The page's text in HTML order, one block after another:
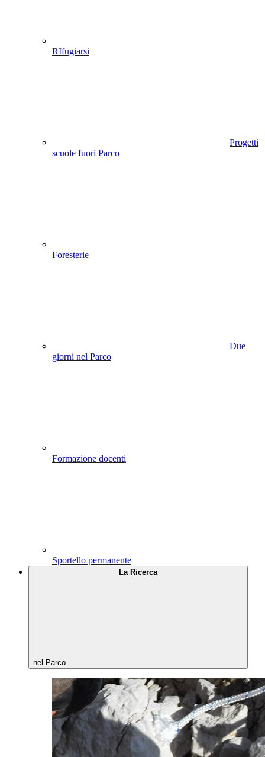
RIfugiarsi
Progetti
scuole fuori Parco
Foresterie
Due
giorni nel Parco
Formazione docenti
Sportello permanente
La Ricerca
nel Parco